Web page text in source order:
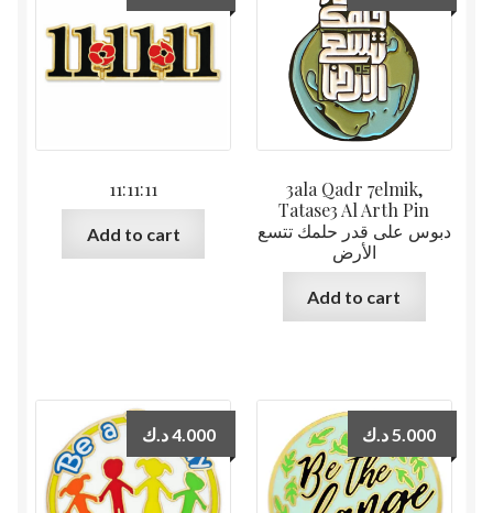
11:11:11
Add to cart
3ala Qadr 7elmik,
Tatase3 Al Arth Pin
دبوس على قدر حلمك تتسع
الأرض
Add to cart
4.000د.ك 5.000 د.ك